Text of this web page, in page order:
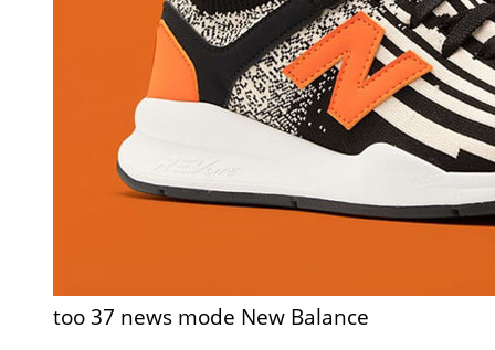
too 37 news mode New Balance